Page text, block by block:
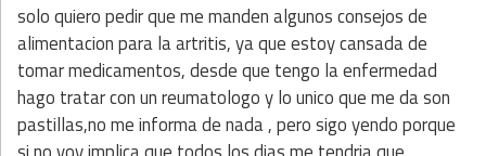
solo quiero pedir que me manden algunos consejos de
alimentacion para la artritis, ya que estoy cansada de
tomar medicamentos, desde que tengo la enfermedad
hago tratar con un reumatologo y lo unico que me da son
pastillas,no me informa de nada , pero sigo yendo porque